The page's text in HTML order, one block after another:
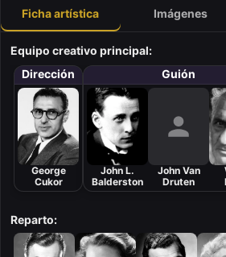
Ficha artística Imágenes
Equipo creativo principal:
Dirección
George
Cukor
Guión
John L.
Balderston
John Van
Druten
Reparto: